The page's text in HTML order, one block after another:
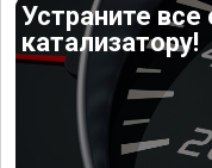
Устраните
катализатору!